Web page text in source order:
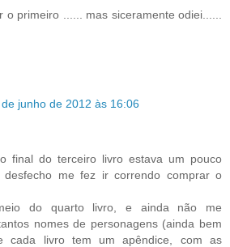
o primeiro ...... mas siceramente odiei......
de junho de 2012 às 16:06
final do terceiro livro estava um pouco
desfecho me fez ir correndo comprar o
do quarto livro, e ainda não me
nomes de personagens (ainda bem
cada livro tem um apêndice, com as